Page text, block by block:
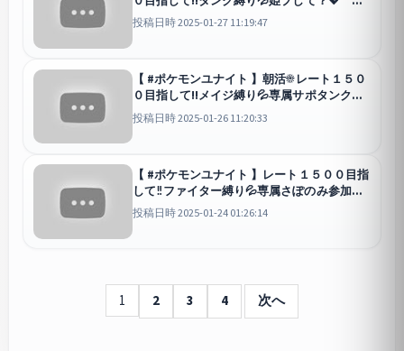
要欄必読！初見さん歓迎💖【 #新人vtuber /
胡桃眠 】
投稿日時 2025-01-27 11:19:47
【 #ポケモンユナイト 】朝活☀レート１５０
０目指して!!メイジ縛り💦専属サポタンク歓
迎 概要欄必読！初見さん歓迎💖【 #新人
vtuber / 胡桃眠 】
投稿日時 2025-01-26 11:20:33
【 #ポケモンユナイト 】レート１５００目指
して‼ファイター縛り💦専属さぽのみ参加
〇 初見さん歓迎💖【 #新人vtuber / 胡桃眠
】
投稿日時 2025-01-24 01:26:14
1 2 3 4 次へ